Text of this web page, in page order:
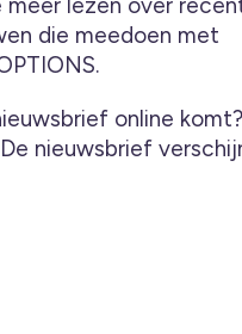
die meedoen met
online komt?
nieuwsbrief